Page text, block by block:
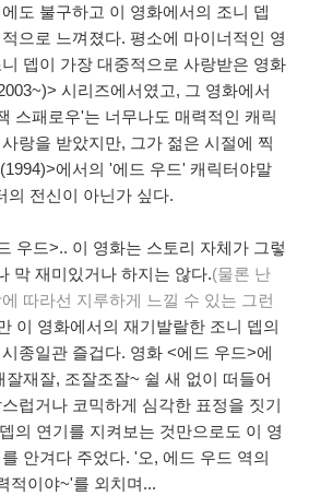
도 불구하고 이 영화에서의 조니 뎁
으로 느껴졌다. 평소에 마이너적인 영
뎁이 가장 대중적으로 사랑받은 영화
시리즈에서였고, 그 영화에서
스패로우'는 너무나도 매력적인 캐릭
랑을 받았지만, 그가 젊은 시절에 찍
에서의 '에드 우드' 캐릭터야말
의 전신이 아닌가 싶다.
우드>.. 이 영화는 스토리 자체가 그렇
막 재미있거나 하지는 않다.(물론 난
따라선 지루하게 느낄 수 있는 그런
이 영화에서의 재기발랄한 조니 뎁의
종일관 즐겁다. 영화 <에드 우드>에
재잘, 조잘조잘~ 쉴 새 없이 떠들어
럽거나 코믹하게 심각한 표정을 짓기
의 연기를 지켜보는 것만으로도 이 영
안겨다 주었다. '오, 에드 우드 역의
적이야~'를 외치며...